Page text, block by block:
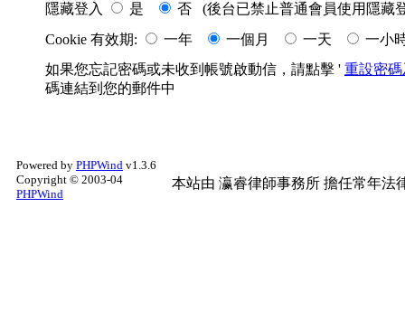
隱藏登入
是
否 (後台已禁止普通會員使用隱藏
Cookie 有效期:
一年 一個月 一天
一小
如果您忘記密碼或未收到帳號啟動信，請點擊 ' 重設密
碼連結到您的郵件中
Powered by PHPWind v1.3.6
Copyright © 2003-04
PHPWind
本站由 瀛睿律師事務所 擔任常年法